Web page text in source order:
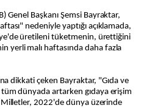
Genel Başkanı Şemsi Bayraktar,
nedeniyle yaptığı açıklamada,
üretileni tüketmenin, ürettiğini
yerli malı haftasında daha fazla
dikkati çeken Bayraktar, "Gıda ve
dünyada artarken gıdaya erişim
Milletler, 2022'de dünya üzerinde